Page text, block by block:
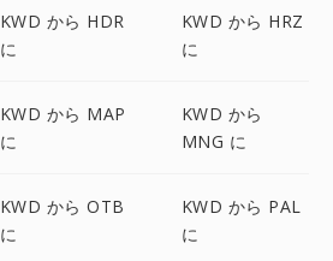
KWD から HDR
に
KWD から HRZ
に
KWD から MAP
に
KWD から
MNG に
KWD から OTB
に
KWD から PAL
に